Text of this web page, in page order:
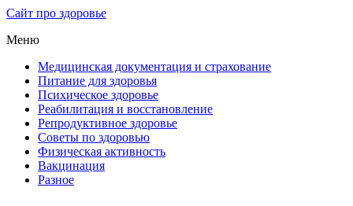
Сайт про здоровье
Меню
Медицинская документация и страхование
Питание для здоровья
Психическое здоровье
Реабилитация и восстановление
Репродуктивное здоровье
Советы по здоровью
Физическая активность
Вакцинация
Разное